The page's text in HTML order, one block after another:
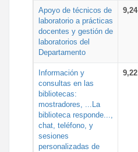
Apoyo de técnicos de
laboratorio a prácticas
docentes y gestión de
laboratorios del
Departamento
9,24
Información y
consultas en las
bibliotecas:
mostradores, ...La
biblioteca responde...,
chat, teléfono, y
sesiones
personalizadas de
9,22